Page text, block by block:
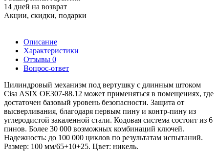
14 дней на возврат
Акции, скидки, подарки
Описание
Характеристики
Отзывы 0
Вопрос-ответ
Цилиндровый механизм под вертушку с длинным штоком
Cisa ASIX OE307-88.12 может применяться в помещениях, где
достаточен базовый уровень безопасности. Защита от
высверливания, благодаря первым пину и контр-пину из
углеродистой закаленной стали. Кодовая система состоит из 6
пинов. Более 30 000 возможных комбинаций ключей.
Надежность: до 100 000 циклов по результатам испытаний.
Размер: 100 мм/65+10+25. Цвет: никель.